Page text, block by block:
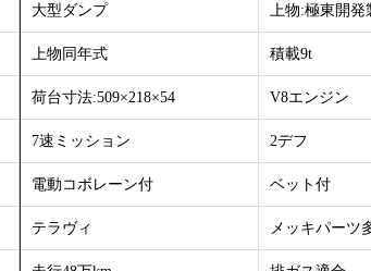
大型ダンプ 上物:極東開発
上物同年式 積載9t
荷台寸法:509×218×54 V8エンジン
7速ミッション 2デフ
電動コボレーン付 ベット付
テラヴィ メッキパーツ